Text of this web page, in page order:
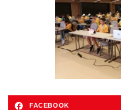
FACEBOOK